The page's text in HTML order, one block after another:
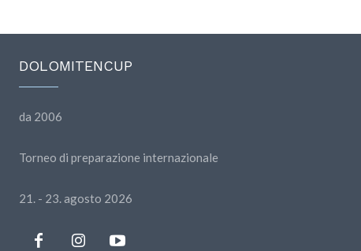
DOLOMITENCUP
da 2006
Torneo di preparazione internazionale
21. - 23. agosto 2026